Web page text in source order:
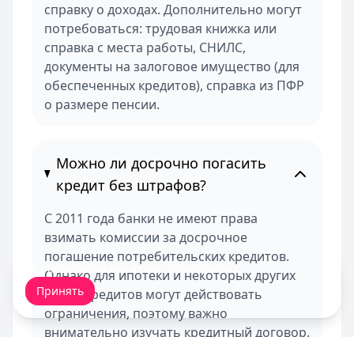
справку о доходах. Дополнительно могут
потребоваться: трудовая книжка или
справка с места работы, СНИЛС,
документы на залоговое имущество (для
обеспеченных кредитов), справка из ПФР
о размере пенсии.
Можно ли досрочно погасить
кредит без штрафов?
С 2011 года банки не имеют права
взимать комиссии за досрочное
погашение потребительских кредитов.
Однако для ипотеки и некоторых других
видов кредитов могут действовать
ограничения, поэтому важно
внимательно изучать кредитный договор.
Мы обрабатываем ваши cookie-файлы
Принять